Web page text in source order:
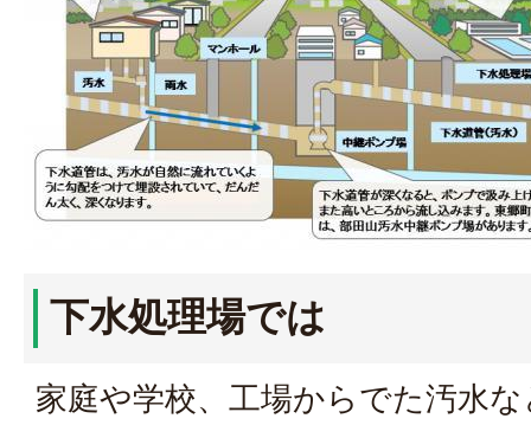
下水処理場では
家庭や学校、工場からでた汚水